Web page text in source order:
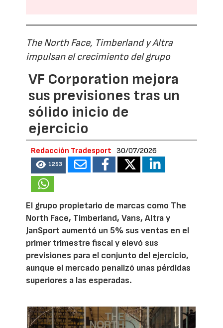
The North Face, Timberland y Altra
impulsan el crecimiento del grupo
VF Corporation mejora
sus previsiones tras un
sólido inicio de
ejercicio
Redacción Tradesport 30/07/2026
1253
El grupo propietario de marcas como The
North Face, Timberland, Vans, Altra y
JanSport aumentó un 5% sus ventas en el
primer trimestre fiscal y elevó sus
previsiones para el conjunto del ejercicio,
aunque el mercado penalizó unas pérdidas
superiores a las esperadas.